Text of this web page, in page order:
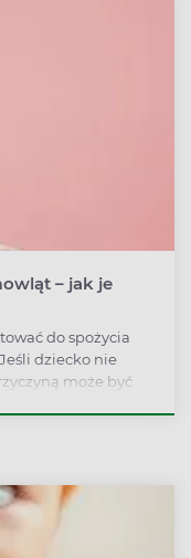
– jak je
do spożycia
dziecko nie
może być